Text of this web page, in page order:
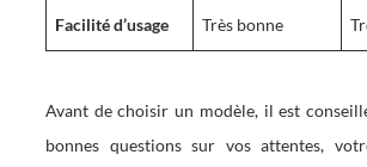
Facilité d’usage Très bonne
Avant de choisir un modèle, il est
bonnes questions sur vos attentes,